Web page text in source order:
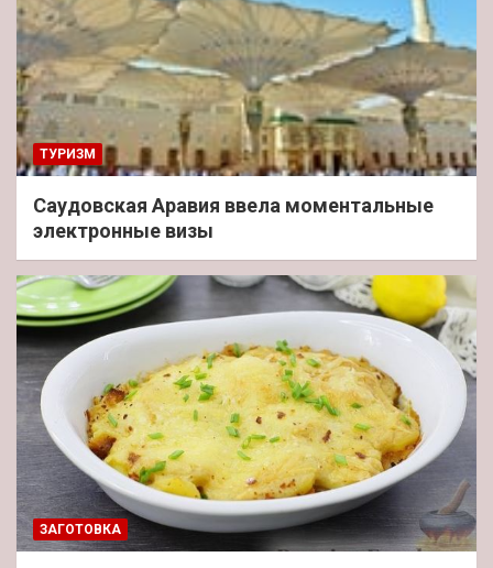
ТУРИЗМ
Саудовская Аравия ввела моментальные
электронные визы
ЗАГОТОВКА